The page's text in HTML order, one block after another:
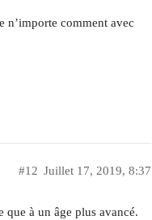
n’importe comment avec
Juillet 17, 2019, 8:37
#12
que à un âge plus avancé.